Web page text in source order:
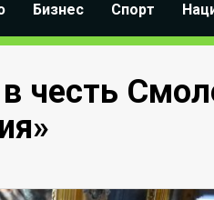
Бизнес Спорт
честь